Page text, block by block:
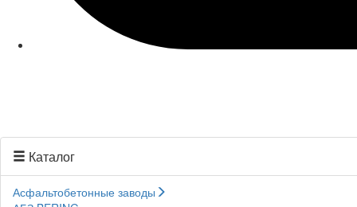
Каталог
Асфальтобетонные заводы